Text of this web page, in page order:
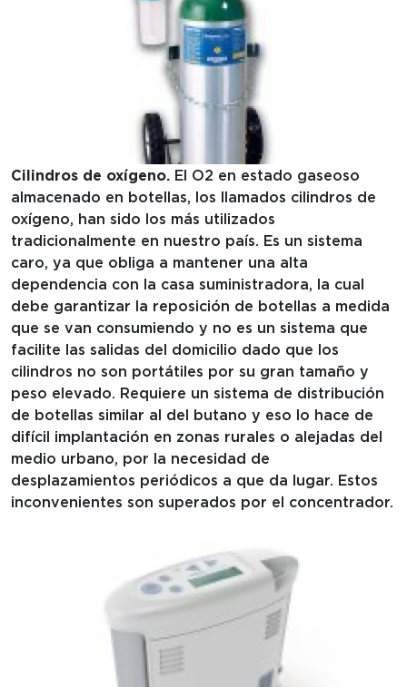
Cilindros de oxígeno. El O2 en estado gaseoso
almacenado en botellas, los llamados cilindros de
oxígeno, han sido los más utilizados
tradicionalmente en nuestro país. Es un sistema
caro, ya que obliga a mantener una alta
dependencia con la casa suministradora, la cual
debe garantizar la reposición de botellas a medida
que se van consumiendo y no es un sistema que
facilite las salidas del domicilio dado que los
cilindros no son portátiles por su gran tamaño y
peso elevado. Requiere un sistema de distribución
de botellas similar al del butano y eso lo hace de
difícil implantación en zonas rurales o alejadas del
medio urbano, por la necesidad de
desplazamientos periódicos a que da lugar. Estos
inconvenientes son superados por el concentrador.